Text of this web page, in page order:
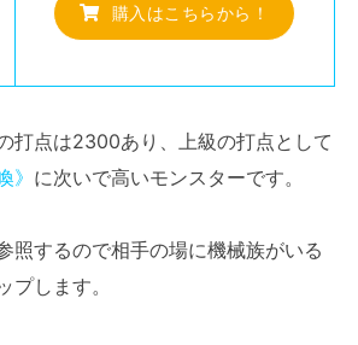
購入はこちらから！
打点は2300あり、上級の打点として
》 に次いで高いモンスターです。
照するので相手の場に機械族がいる
プします。